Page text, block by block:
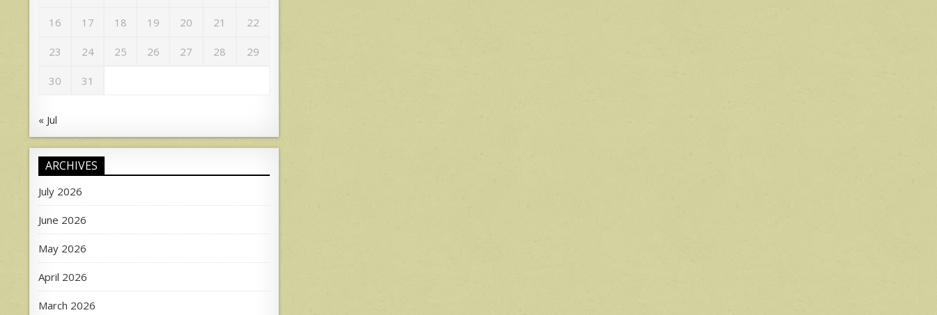
16 17 18 19 20 21 22
23 24 25 26 27 28 29
30 31
« Jul
ARCHIVES
July 2026
June 2026
May 2026
April 2026
March 2026